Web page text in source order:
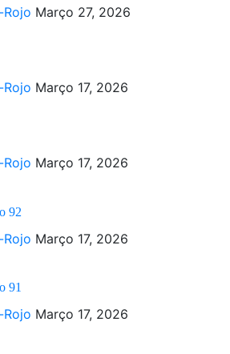
Março 27, 2026
Março 17, 2026
Março 17, 2026
92
Março 17, 2026
91
Março 17, 2026